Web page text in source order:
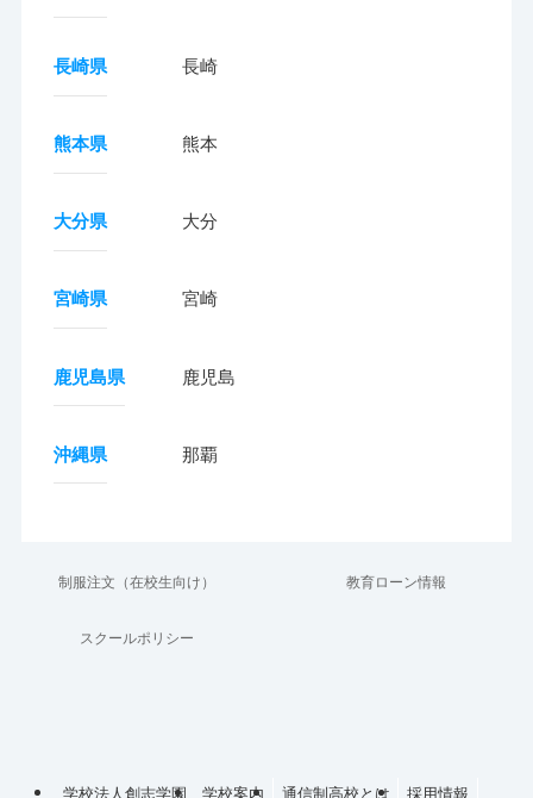
長崎県 長崎
熊本県 熊本
大分県 大分
宮崎県 宮崎
鹿児島県 鹿児島
沖縄県 那覇
制服注文（在校生向け） 教育ローン情報
スクールポリシー
学校法人創志学園 学校案内 通信制高校とは 採用情報